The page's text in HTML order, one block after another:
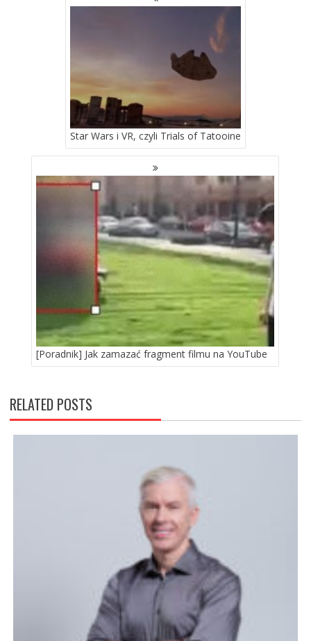
Star Wars i VR, czyli Trials of Tatooine
[Poradnik] Jak zamazać fragment filmu na YouTube
RELATED POSTS